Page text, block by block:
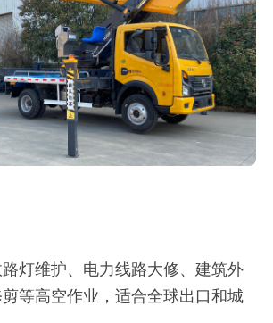
灯维护、电力线路大修、建筑外
等高空作业，适合全球出口和城